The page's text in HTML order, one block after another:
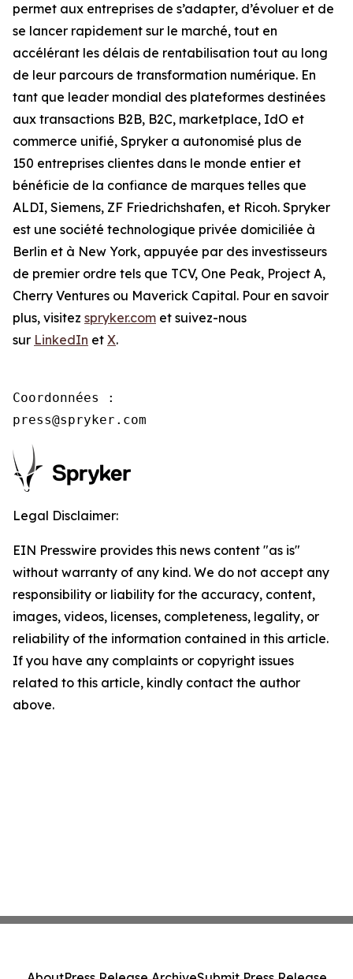
permet aux entreprises de s’adapter, d’évoluer et de
se lancer rapidement sur le marché, tout en
accélérant les délais de rentabilisation tout au long
de leur parcours de transformation numérique. En
tant que leader mondial des plateformes destinées
aux transactions B2B, B2C, marketplace, IdO et
commerce unifié, Spryker a autonomisé plus de
150 entreprises clientes dans le monde entier et
bénéficie de la confiance de marques telles que
ALDI, Siemens, ZF Friedrichshafen, et Ricoh. Spryker
est une société technologique privée domiciliée à
Berlin et à New York, appuyée par des investisseurs
de premier ordre tels que TCV, One Peak, Project A,
Cherry Ventures ou Maverick Capital. Pour en savoir
plus, visitez spryker.com et suivez-nous
sur LinkedIn et X.
Coordonnées :
press@spryker.com
Legal Disclaimer:
EIN Presswire provides this news content "as is"
without warranty of any kind. We do not accept any
responsibility or liability for the accuracy, content,
images, videos, licenses, completeness, legality, or
reliability of the information contained in this article.
If you have any complaints or copyright issues
related to this article, kindly contact the author
above.